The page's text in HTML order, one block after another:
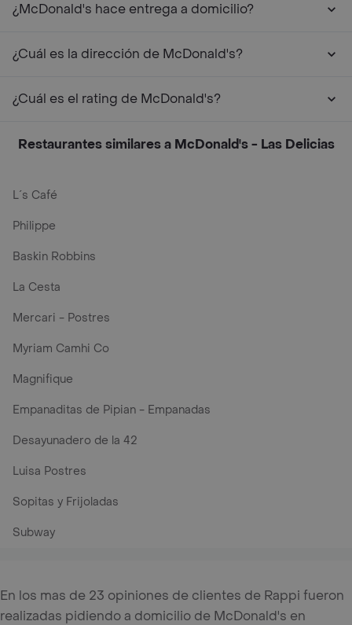
¿McDonald's hace entrega a domicilio?
¿Cuál es la dirección de McDonald's?
¿Cuál es el rating de McDonald's?
Restaurantes similares a McDonald's - Las Delicias
L´s Café
Philippe
Baskin Robbins
La Cesta
Mercari - Postres
Myriam Camhi Co
Magnifique
Empanaditas de Pipian - Empanadas
Desayunadero de la 42
Luisa Postres
Sopitas y Frijoladas
Subway
En los mas de 23 opiniones de clientes de Rappi fueron
realizadas pidiendo a domicilio de McDonald's en